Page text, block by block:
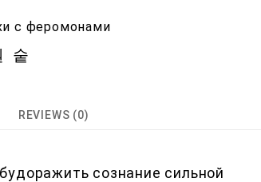
с феромонами
REVIEWS (0)
сознание сильной